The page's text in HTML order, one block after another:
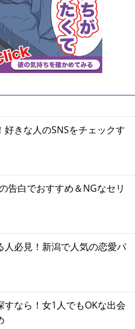
きな人のSNSをチェックす
告白でおすすめ＆NGなセリ
人必見！新潟で人気の恋愛パ
すなら！女1人でもOKな出会